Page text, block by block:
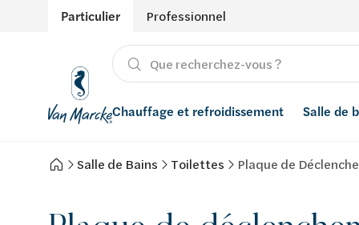
Particulier Professionnel
Chauffage et refroidissement
Chauffage
Refroidissement
Salle de
Produits
Salle de bain avec prix indicatif
Énergies renouvelables
Adoucisseurs d’eau
Salle de Bains Toilettes Plaque de